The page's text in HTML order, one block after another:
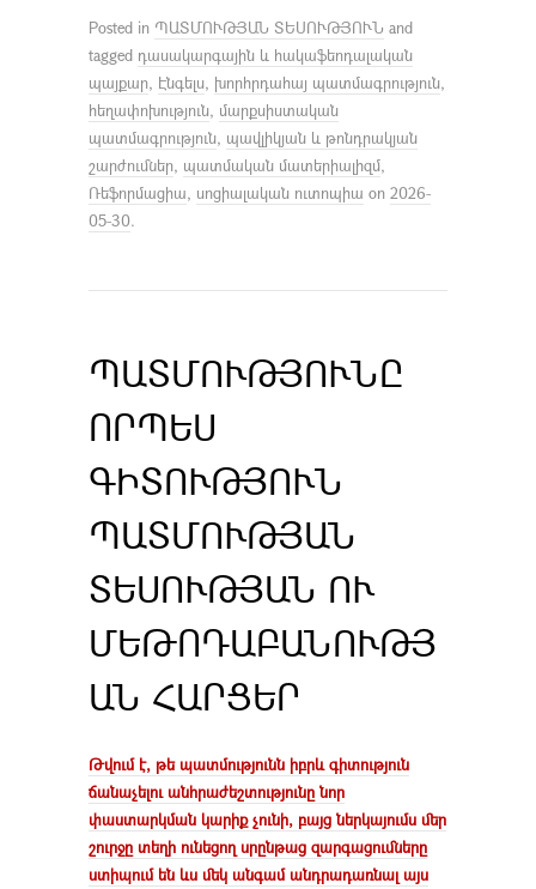
Posted in ՊԱՏՄՈՒԹՅԱՆ ՏԵՍՈՒԹՅՈՒՆ and
tagged դասակարգային և հակաֆեոդալական
պայքար, Էնգելս, խորհրդահայ պատմագրություն,
հեղափոխություն, մարքսիստական
պատմագրություն, պավլիկյան և թոնդրակյան
շարժումներ, պատմական մատերիալիզմ,
Ռեֆորմացիա, սոցիալական ուտոպիա on 2026-
05-30.
ՊԱՏՄՈՒԹՅՈՒՆԸ
ՈՐՊԵՍ
ԳԻՏՈՒԹՅՈՒՆ
ՊԱՏՄՈՒԹՅԱՆ
ՏԵՍՈՒԹՅԱՆ ՈՒ
ՄԵԹՈԴԱԲԱՆՈՒԹՅ
ԱՆ ՀԱՐՑԵՐ
Թվում է, թե պատմությունն իբրև գիտություն
ճանաչելու անհրաժեշտությունը նոր
փաստարկման կարիք չունի, բայց ներկայումս մեր
շուրջը տեղի ունեցող սրընթաց զարգացումները
ստիպում են ևս մեկ անգամ անդրադառնալ այս